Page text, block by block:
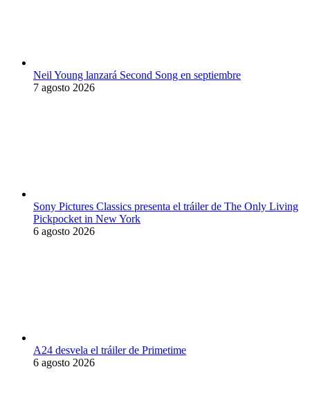
Neil Young lanzará Second Song en septiembre
7 agosto 2026
Sony Pictures Classics presenta el tráiler de The Only Living
Pickpocket in New York
6 agosto 2026
A24 desvela el tráiler de Primetime
6 agosto 2026